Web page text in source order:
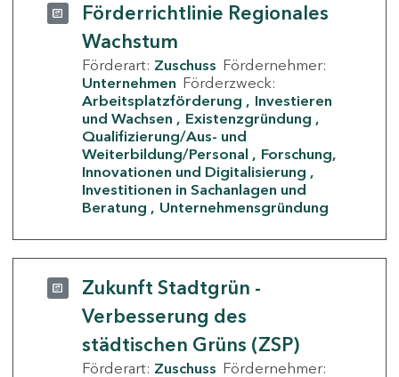
Förderrichtlinie Regionales
Wachstum
Förderart: Zuschuss Fördernehmer:
Unternehmen Förderzweck:
Arbeitsplatzförderung
Investieren
und Wachsen
Existenzgründung
Qualifizierung/Aus- und
Weiterbildung/Personal
Forschung,
Innovationen und Digitalisierung
Investitionen in Sachanlagen und
Beratung
Unternehmensgründung
Zukunft Stadtgrün -
Verbesserung des
städtischen Grüns (ZSP)
Förderart: Zuschuss Fördernehmer: